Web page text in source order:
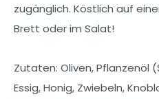
zugänglich. Köstlich auf
Brett oder im Salat!
Zutaten: Oliven, Pflanzenöl
Essig, Honig, Zwiebeln,